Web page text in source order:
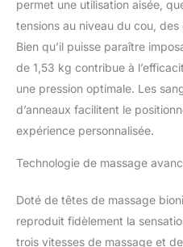
permet une utilisation aisée,
tensions au niveau du cou,
Bien qu’il puisse paraître
de 1,53 kg contribue à
une pression optimale. Les
d’anneaux facilitent le
expérience personnalisée.
Technologie de massage
Doté de têtes de massage
reproduit fidèlement la
trois vitesses de massage et